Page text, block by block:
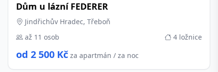
Dům u lázní FEDERER
Jindřichův Hradec, Třeboň
až 11 osob
4 ložnice
od 2 500 Kč za apartmán / za noc